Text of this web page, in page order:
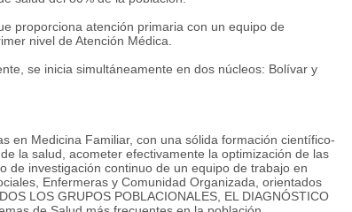
proporciona atención primaria con un equipo de
nivel de Atención Médica.
se inicia simultáneamente en dos núcleos: Bolívar y
en Medicina Familiar, con una sólida formación científico-
la salud, acometer efectivamente la optimización de las
de investigación continuo de un equipo de trabajo en
Enfermeras y Comunidad Organizada, orientados
LOS GRUPOS POBLACIONALES, EL DIAGNÓSTICO